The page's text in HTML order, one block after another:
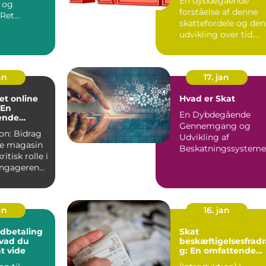
og
forståelse af denne
skattefordele og
udvikling over tid.
personfradrag...
online
magasin
rolle i
17. jan
Hvad er Skat
En Dybdegående
Gennemgang og
Udvikling af
du
vide
16. jan
Skat
g: En omfattende